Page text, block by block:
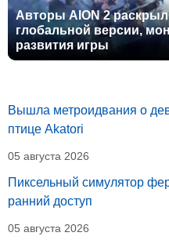
Авторы AION 2
глобальной версии,
развития игры
Вышла метроидвания о
птице Akatori
05 августа 2026
Пиксельный симулятор
ранний доступ
05 августа 2026